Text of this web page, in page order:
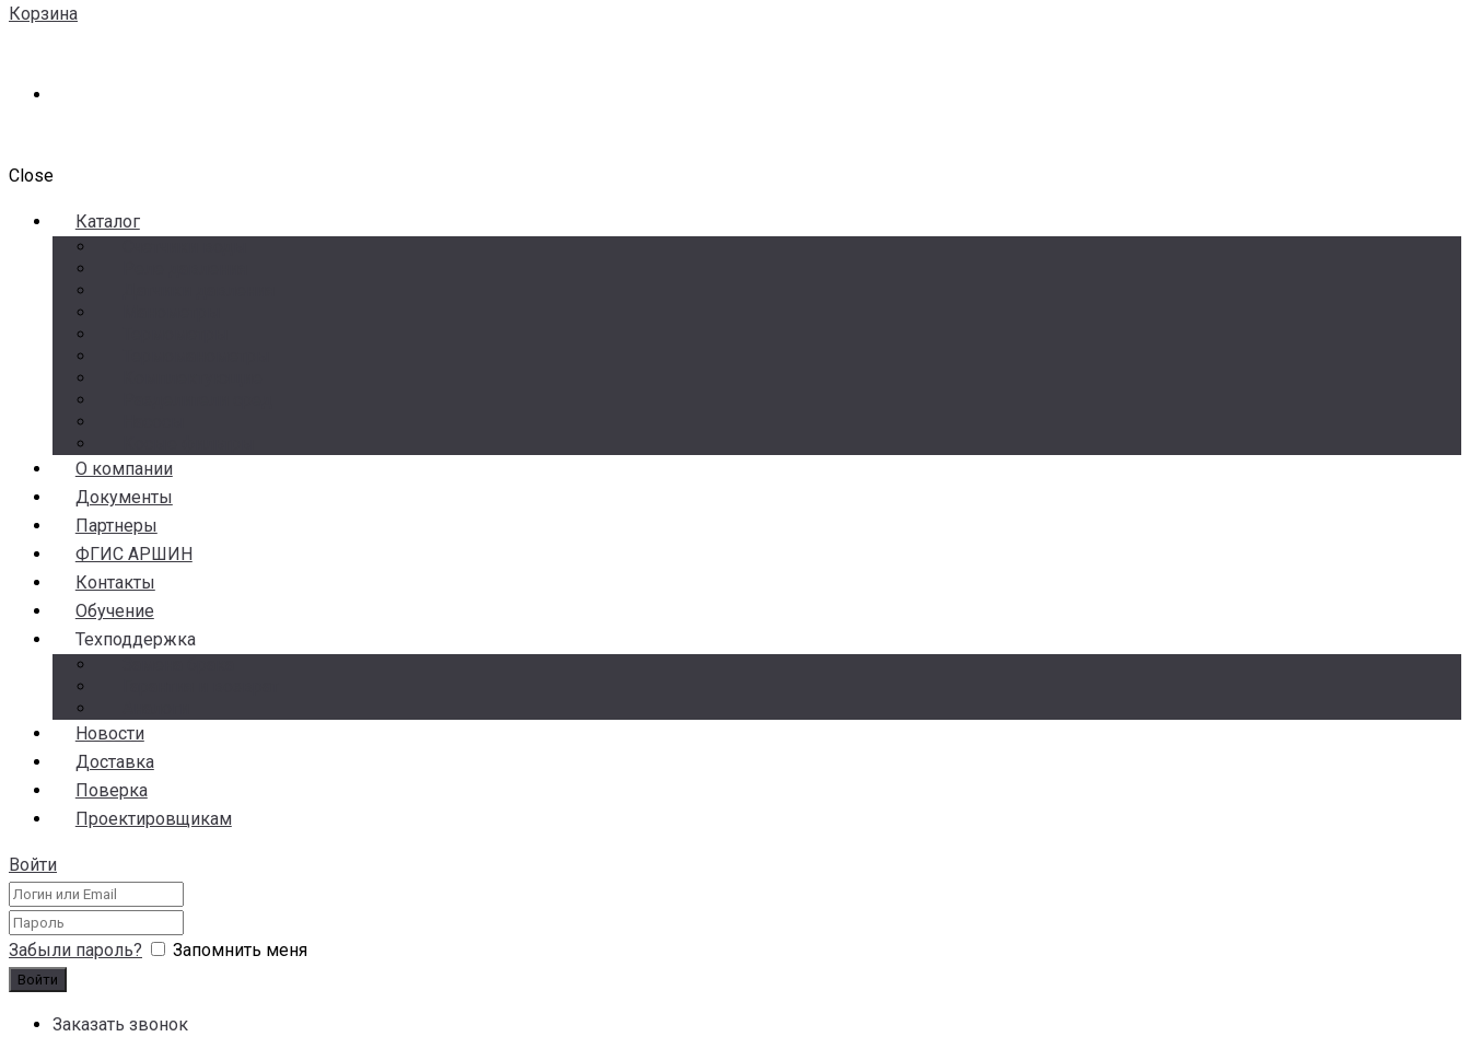
Корзина
Close
Каталог
О компании
Документы
Партнеры
ФГИС АРШИН
Контакты
Обучение
Техподдержка
Новости
Доставка
Поверка
Проектировщикам
Войти
Забыли пароль? Запомнить меня
Заказать звонок